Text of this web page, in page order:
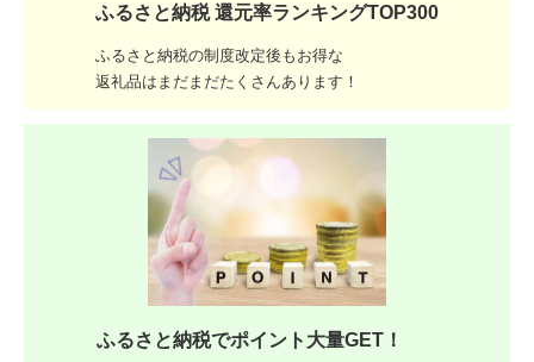
ふるさと納税 還元率ランキングTOP300
ふるさと納税の制度改定後もお得な
返礼品はまだまだたくさんあります！
ふるさと納税でポイント大量GET！